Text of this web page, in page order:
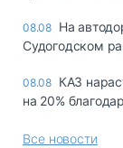
08.08 На
Судогодском
08.08 КАЗ
на 20%
Все новости